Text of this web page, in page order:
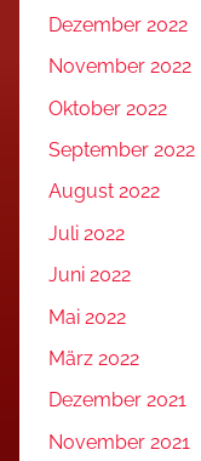
Dezember 2022
November 2022
Oktober 2022
September 2022
August 2022
Juli 2022
Juni 2022
Mai 2022
März 2022
Dezember 2021
November 2021